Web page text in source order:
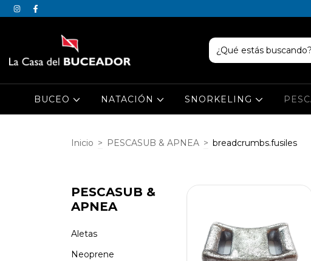
BUCEO NATACIÓN SNORKELING
Inicio > PESCASUB & APNEA > breadcrumbs.fusiles
PESCASUB &
APNEA
Aletas
Neoprene